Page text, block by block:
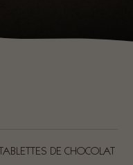
TABLETTES DE CHOCOLAT